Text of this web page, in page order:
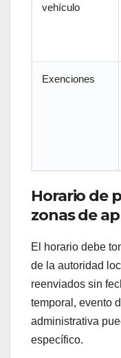
vehículo
Exenciones
Horario de
zonas de
El horario debe
de la autoridad
reenviados sin
temporal, evento
administrativa
específico.